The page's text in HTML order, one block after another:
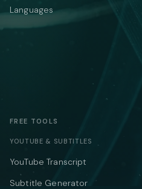
Languages
FREE TOOLS
YOUTUBE & SUBTITLES
YouTube Transcript
Subtitle Generator